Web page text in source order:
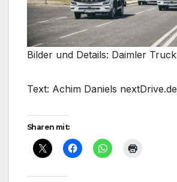
Bilder und Details: Daimler Truck
Text: Achim Daniels nextDrive.de
Sharen mit: